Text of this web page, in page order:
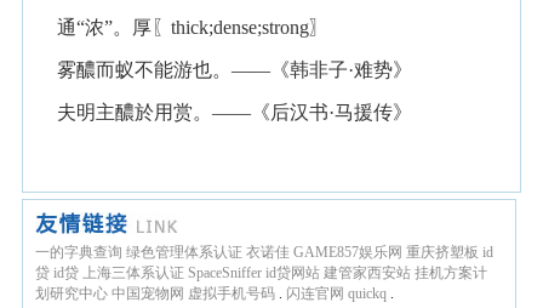
通“浓”。厚〖thick;dense;strong〗
雾醲而蚁不能游也。——《韩非子·难势》
夫明主醲於用赏。——《后汉书·马援传》
一的字典查询 绿色管理体系认证 衣诺佳 GAME857娱乐网 重庆挤塑板 id
贷 id贷 上海三体系认证 SpaceSniffer id贷网站 建管家西安站 挂机方案计
划研究中心 中国宠物网 虚拟手机号码 . 闪连官网 quickq .